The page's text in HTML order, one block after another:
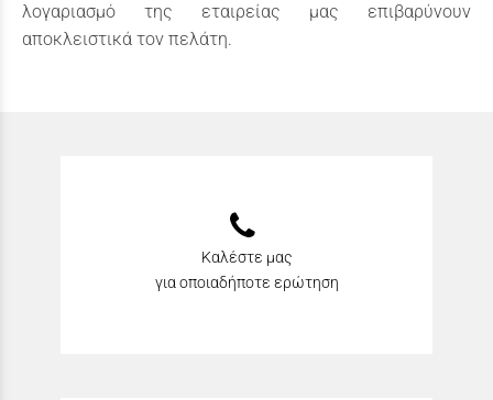
λογαριασμό της εταιρείας μας επιβαρύνουν
αποκλειστικά τον πελάτη.
Καλέστε μας
για οποιαδήποτε ερώτηση